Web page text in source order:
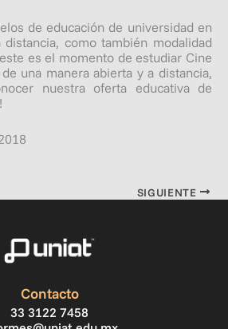
de educación de universidad en
como también modalidad
es el momento de estudiar Cine
una manera abierta y a distancia,
nuestra oferta educativa de
SIGUIENTE
Contacto
33 3122 7458